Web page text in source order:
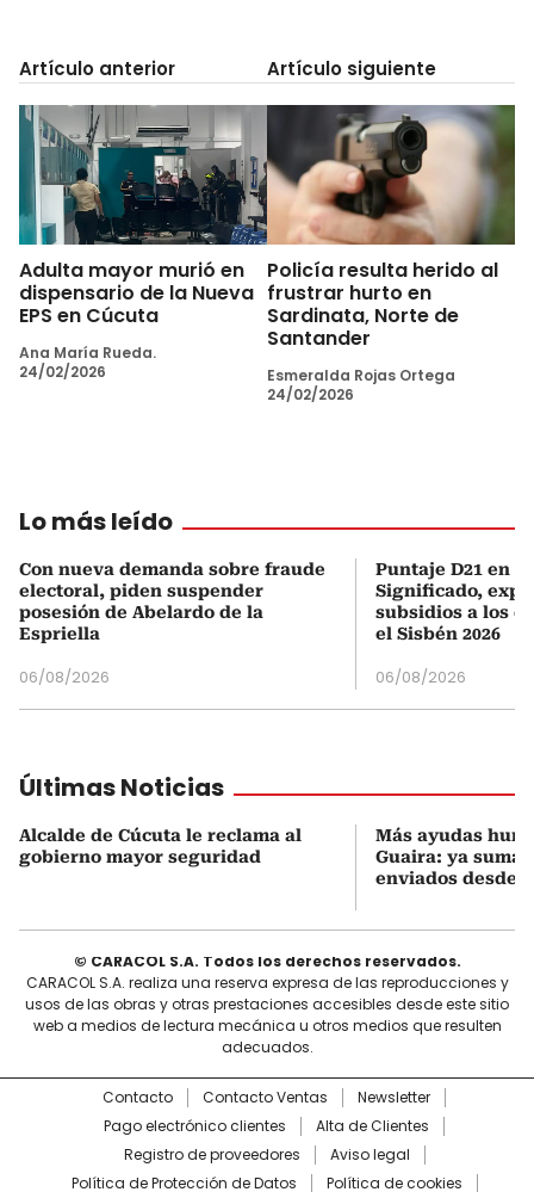
Artículo anterior
Adulta mayor murió en
dispensario de la Nueva
EPS en Cúcuta
Ana María Rueda.
24/02/2026
Artículo siguiente
Policía resulta herido al
frustrar hurto en
Sardinata, Norte de
Santander
Esmeralda Rojas Ortega
24/02/2026
Lo más leído
Con nueva demanda sobre fraude
electoral, piden suspender
posesión de Abelardo de la
Espriella
06/08/2026
Puntaje D21 en
Significado,
subsidios a los
el Sisbén 2026
06/08/2026
Últimas Noticias
Alcalde de Cúcuta le reclama al
gobierno mayor seguridad
Más ayudas
Guaira: ya
enviados desde
© CARACOL S.A. Todos los derechos reservados.
CARACOL S.A. realiza una reserva expresa de las reproducciones y
usos de las obras y otras prestaciones accesibles desde este sitio
web a medios de lectura mecánica u otros medios que resulten
adecuados.
Contacto Contacto Ventas
Newsletter
Pago electrónico clientes
Alta de Clientes
Registro de proveedores
Aviso legal
Política de Protección de Datos
Política de cookies